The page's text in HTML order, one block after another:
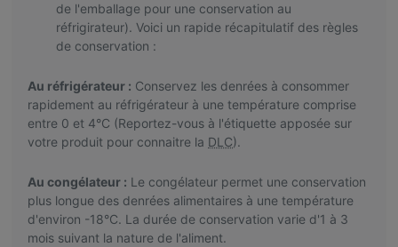
de l'emballage pour une conservation au
réfrigirateur). Voici un rapide récapitulatif des règles
de conservation :
Au réfrigérateur : Conservez les denrées à consommer
rapidement au réfrigérateur à une température comprise
entre 0 et 4°C (Reportez-vous à l'étiquette apposée sur
votre produit pour connaitre la DLC).
Au congélateur : Le congélateur permet une conservation
plus longue des denrées alimentaires à une température
d'environ -18°C. La durée de conservation varie d'1 à 3
mois suivant la nature de l'aliment.